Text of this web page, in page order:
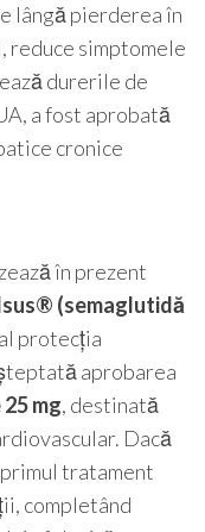
lângă pierderea în
reduce simptomele
durerile de
a fost aprobată
cronice
în prezent
(semaglutidă
protecția
aprobarea
mg, destinată
Dacă
tratament
completând